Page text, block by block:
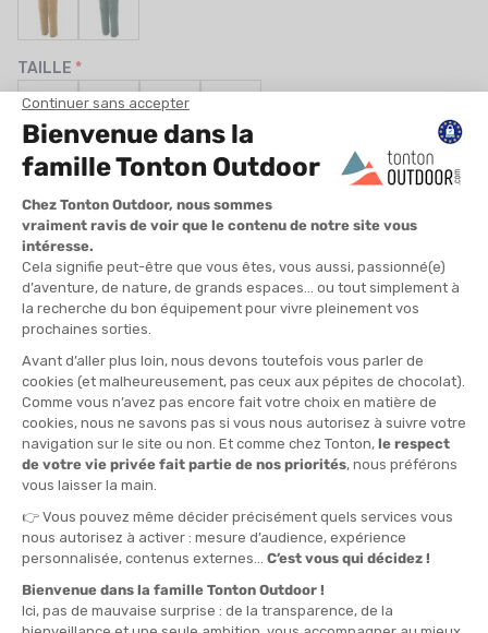
TAILLE
S M L
QUANTITÉ
>> CLICK & COLLECT-Voir les stocks magasin
EN STOCK !
Expédié en 24h
LIVRAISON OFFERTE
CASHBACK
» À ASSOCIER AVEC
PATAGONIA
KIT DE RÉPARATION WORN WEAR FIELD
20,00 €
VOIR LE PRODUIT
L'AVIS DE TONTON IWAN